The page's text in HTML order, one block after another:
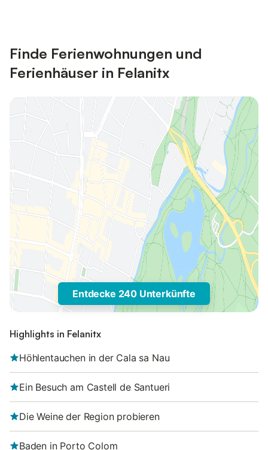
Finde Ferienwohnungen und
Ferienhäuser in Felanitx
Entdecke 240 Unterkünfte
Highlights in Felanitx
Höhlentauchen in der Cala sa Nau
Ein Besuch am Castell de Santueri
Die Weine der Region probieren
Baden in Porto Colom